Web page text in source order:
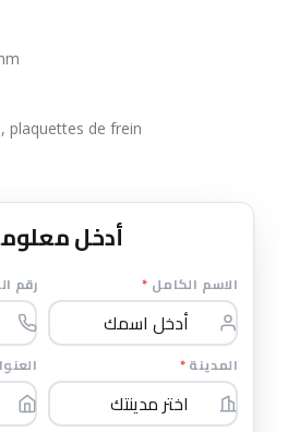
plaquettes de frein
أدخل
الاسم الكامل * رقم
المدينة*